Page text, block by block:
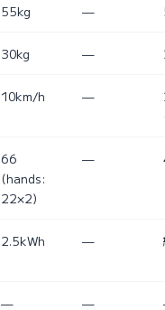
55kg —
30kg —
10km/h —
66
(hands:
22×2)
—
2.5kWh —
— —